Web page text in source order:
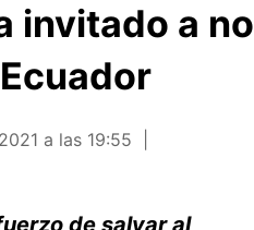
invitado a no
a las 19:55
de salvar al